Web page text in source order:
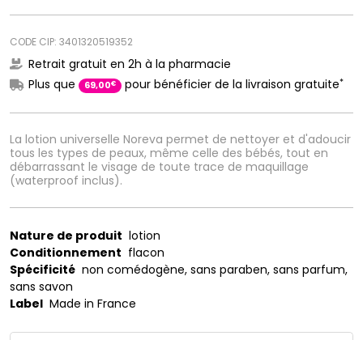
La lotion universelle Noreva permet de nettoyer et d'adoucir
tous les types de peaux, même celle des bébés, tout en
débarrassant le visage de toute trace de maquillage
(waterproof inclus).
CODE CIP: 3401320519352
Retrait gratuit en 2h à la pharmacie
Plus que
69,00€ pour bénéficier de la livraison gratuite*
Nature de produit lotion
Conditionnement flacon
Spécificité non comédogène, sans paraben, sans parfum,
sans savon
Label Made in France